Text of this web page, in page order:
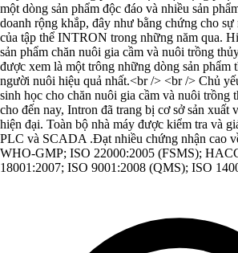
một dòng sản phẩm độc đáo và nhiều sản
doanh rộng khắp, đây như bằng chứng cho
của tập thể INTRON trong những năm qua.
sản phẩm chăn nuôi gia cầm và nuôi trồng
được xem là một trông những dòng sản phẩm
người nuôi hiệu quả nhất.<br /> <br /> Chủ
sinh học cho chăn nuôi gia cầm và nuôi trồng
cho đến nay, Intron đã trang bị cơ sở sản xuất
hiện đại. Toàn bộ nhà máy được kiểm tra và
PLC và SCADA .Đạt nhiều chứng nhận cao
WHO-GMP; ISO 22000:2005 (FSMS);
18001:2007; ISO 9001:2008 (QMS); ISO